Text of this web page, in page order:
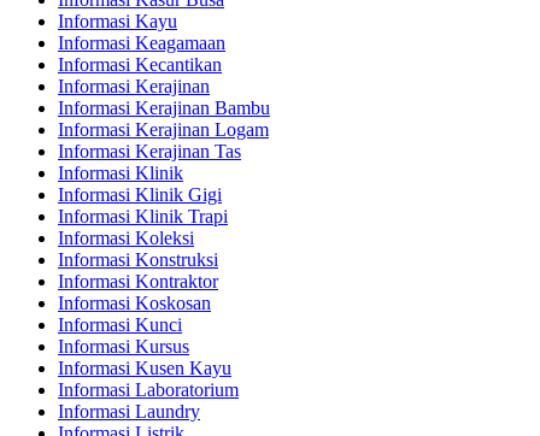
Informasi Kayu
Informasi Keagamaan
Informasi Kecantikan
Informasi Kerajinan
Informasi Kerajinan Bambu
Informasi Kerajinan Logam
Informasi Kerajinan Tas
Informasi Klinik
Informasi Klinik Gigi
Informasi Klinik Trapi
Informasi Koleksi
Informasi Konstruksi
Informasi Kontraktor
Informasi Koskosan
Informasi Kunci
Informasi Kursus
Informasi Kusen Kayu
Informasi Laboratorium
Informasi Laundry